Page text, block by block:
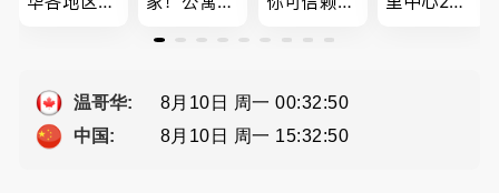
Sophia Fan
房屋买卖,
资产规划管
迎委托，多
案！
为你提供全
服务
温哥华:
8月10日 周一 00:32:51
中国:
8月10日 周一 15:32:51